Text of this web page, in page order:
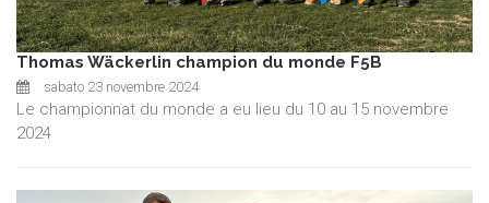
Thomas Wäckerlin champion du monde F5B
sabato 23 novembre 2024
Le championnat du monde a eu lieu du 10 au 15 novembre
2024